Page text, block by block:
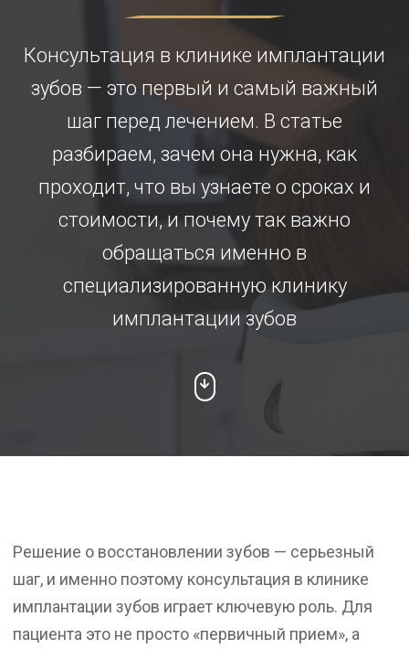
Консультация в клинике имплантации
зубов — это первый и самый важный
шаг перед лечением. В статье
разбираем, зачем она нужна, как
проходит, что вы узнаете о сроках и
стоимости, и почему так важно
обращаться именно в
специализированную клинику
имплантации зубов
Решение о восстановлении зубов — серьезный
шаг, и именно поэтому консультация в клинике
имплантации зубов играет ключевую роль. Для
пациента это не просто «первичный прием», а